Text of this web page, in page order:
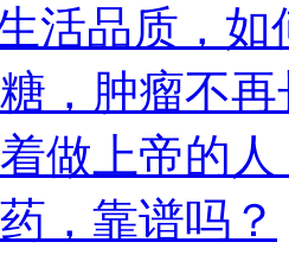
活品质，如
，肿瘤不
做上帝的
，靠谱吗？